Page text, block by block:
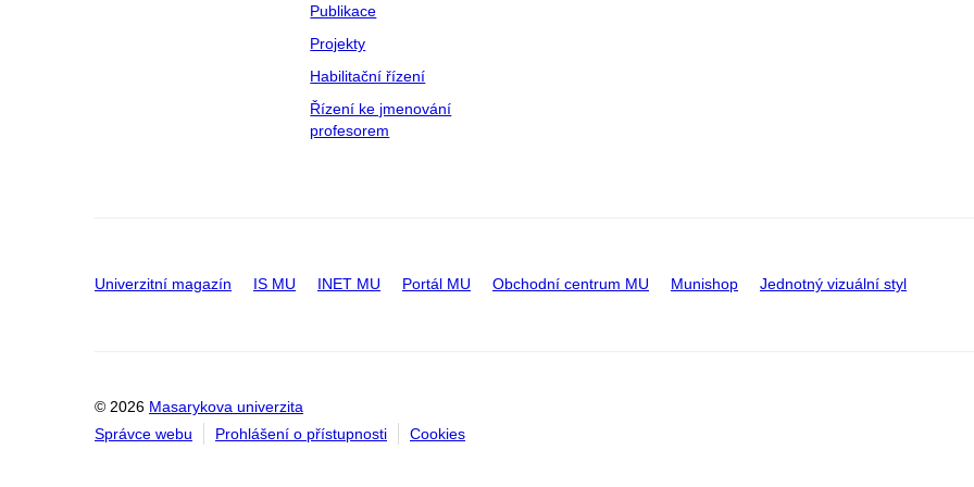
Publikace
Projekty
Habilitační řízení
Řízení ke jmenování
profesorem
Univerzitní magazín IS MU INET MU Portál MU Obchodní centrum MU Munishop Jednotný vizuální styl
© 2026 Masarykova univerzita
Správce webu
Prohlášení o přístupnosti Cookies